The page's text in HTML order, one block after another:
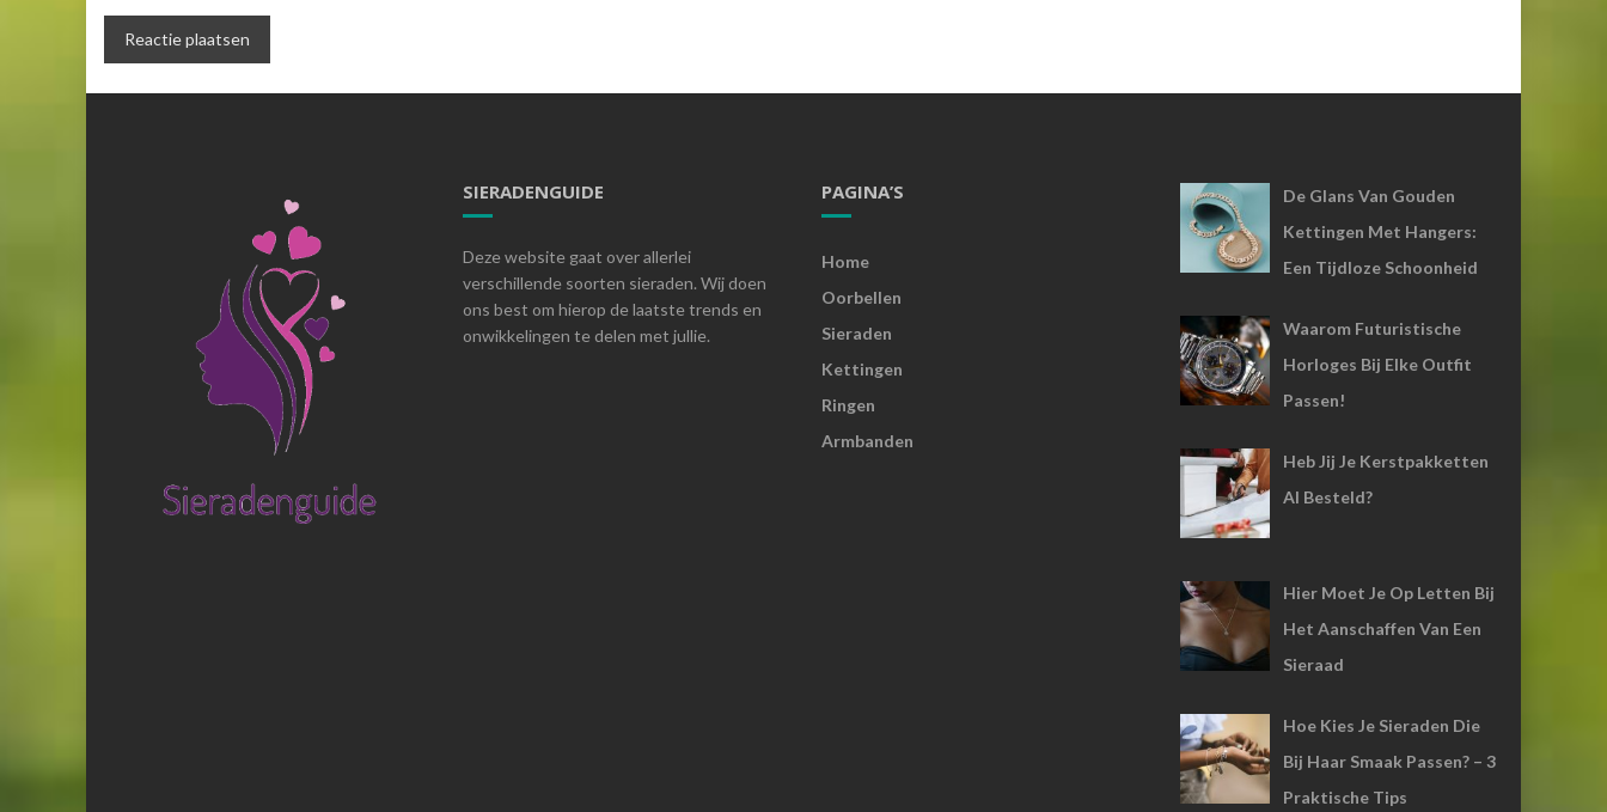
SIERADENGUIDE
Deze website gaat over allerlei
verschillende soorten sieraden. Wij doen
ons best om hierop de laatste trends en
onwikkelingen te delen met jullie.
PAGINA’S
Home
Oorbellen
Sieraden
Kettingen
Ringen
Armbanden
De Glans Van Gouden
Kettingen Met Hangers:
Een Tijdloze Schoonheid
Waarom Futuristische
Horloges Bij Elke Outfit
Passen!
Heb Jij Je Kerstpakketten
Al Besteld?
Hier Moet Je Op Letten Bij
Het Aanschaffen Van Een
Sieraad
Hoe Kies Je Sieraden Die
Bij Haar Smaak Passen? – 3
Praktische Tips